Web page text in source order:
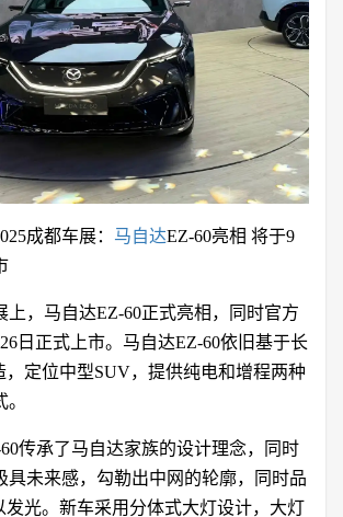
成都车展： 马自达EZ-60亮相 将于9
上，马自达EZ-60正式亮相，同时官方
日正式上市。马自达EZ-60依旧基于长
，定位中型SUV，提供纯电和增程两种
传承了马自达家族的设计理念，同时
具未来感，勾勒出中网的轮廓，同时品
光。新车采用分体式大灯设计，大灯